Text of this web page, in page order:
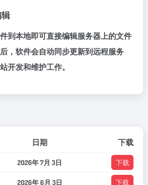
到本地即可直接编辑服务器上的文件
，软件会自动同步更新到远程服务
开发和维护工作。
日期 下载
2026年 7月 3日 下载
2026年 6月 3日 下载